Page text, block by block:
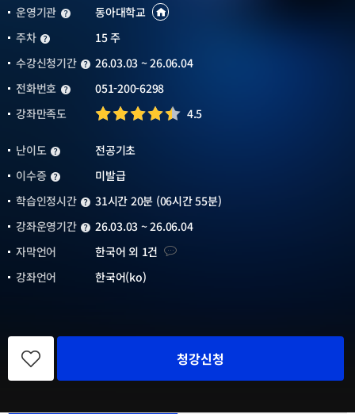
운영기관 운영기관동아대학교
운영기관
바로가기
주차 주차
15 주
수강신청기간 수강신청기간
26.03.03 ~ 26.06.04
전화번호 전화번호051-200-6298
강좌만족도
4.5
난이도 난이도
전공기초
이수증 이수증
미발급
학습인정시간 학습인정시간
31시간 20분 (06시간 55분)
강좌운영기간 강좌운영기간
26.03.03 ~ 26.06.04
자막언어
한국어 외 1건 자막언어
강좌언어
한국어(ko)
관
좌
등
청강신청